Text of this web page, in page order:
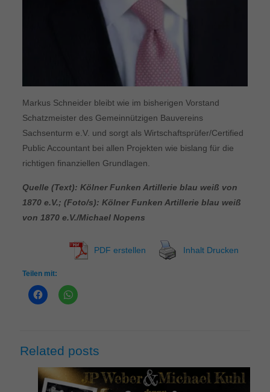
Markus Schneider bleibt wie im bisherigen Vorstand
Schatzmeister des Gemeinnützigen Bauvereins
Sachsenturm e.V. und sorgt als Wirtschaftsprüfer/Certified
Public Accountant bei allen Projekten wie bislang für die
richtigen finanziellen Grundlagen.
Quelle (Text): Kölner Funken Artillerie blau weiß von
1870 e.V.; (Foto/s): Kölner Funken Artillerie blau weiß
von 1870 e.V./Michael Nopens
PDF erstellen Inhalt Drucken
Teilen mit:
Related posts